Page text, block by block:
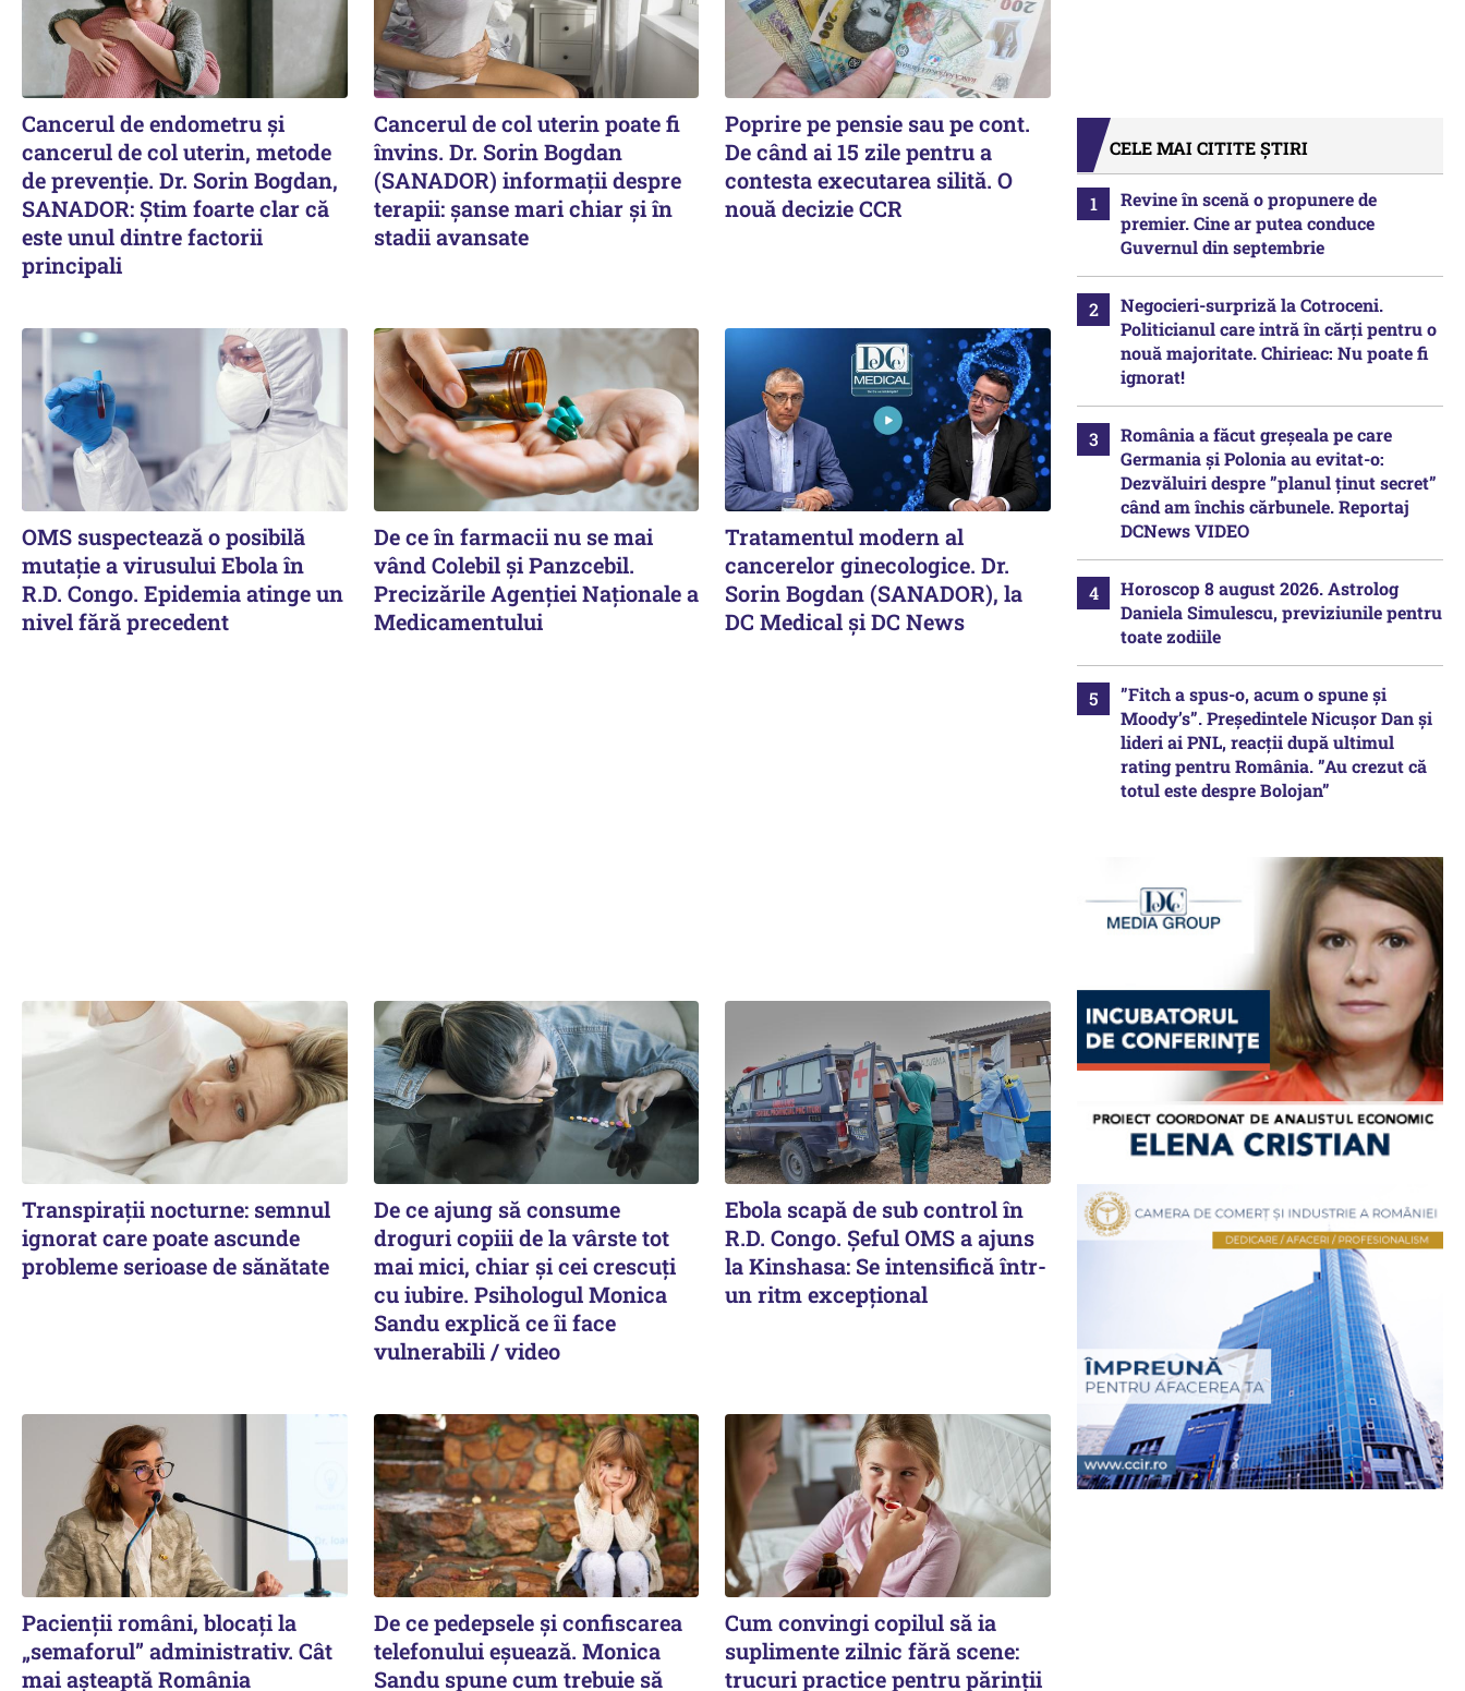
Cancerul de endometru și
cancerul de col uterin, metode
de prevenție. Dr. Sorin Bogdan,
SANADOR: Știm foarte clar că
este unul dintre factorii
principali
Cancerul de col uterin poate fi
învins. Dr. Sorin Bogdan
(SANADOR) informații despre
terapii: șanse mari chiar și în
stadii avansate
Poprire pe pensie sau pe cont.
De când ai 15 zile pentru a
contesta executarea silită. O
nouă decizie CCR
OMS suspectează o posibilă
mutație a virusului Ebola în
R.D. Congo. Epidemia atinge un
nivel fără precedent
De ce în farmacii nu se mai
vând Colebil și Panzcebil.
Precizările Agenției Naționale a
Medicamentului
Tratamentul modern al
cancerelor ginecologice. Dr.
Sorin Bogdan (SANADOR), la
DC Medical și DC News
Transpirații nocturne: semnul
ignorat care poate ascunde
probleme serioase de sănătate
De ce ajung să consume
droguri copiii de la vârste tot
mai mici, chiar și cei crescuți
cu iubire. Psihologul Monica
Sandu explică ce îi face
vulnerabili / video
Ebola scapă de sub control în
R.D. Congo. Șeful OMS a ajuns
la Kinshasa: Se intensifică într-
un ritm excepţional
Pacienții români, blocați la
„semaforul” administrativ. Cât
mai așteaptă România
De ce pedepsele și confiscarea
telefonului eșuează. Monica
Sandu spune cum trebuie să
Cum convingi copilul să ia
suplimente zilnic fără scene:
trucuri practice pentru părinții
CELE MAI CITITE ȘTIRI
Revine în scenă o propunere de
premier. Cine ar putea conduce
Guvernul din septembrie
Negocieri-surpriză la Cotroceni.
Politicianul care intră în cărți pentru o
nouă majoritate. Chirieac: Nu poate fi
ignorat!
România a făcut greșeala pe care
Germania și Polonia au evitat-o:
Dezvăluiri despre ”planul ținut secret”
când am închis cărbunele. Reportaj
DCNews VIDEO
Horoscop 8 august 2026. Astrolog
Daniela Simulescu, previziunile pentru
toate zodiile
”Fitch a spus-o, acum o spune și
Moody’s”. Președintele Nicușor Dan și
lideri ai PNL, reacții după ultimul
rating pentru România. ”Au crezut că
totul este despre Bolojan”